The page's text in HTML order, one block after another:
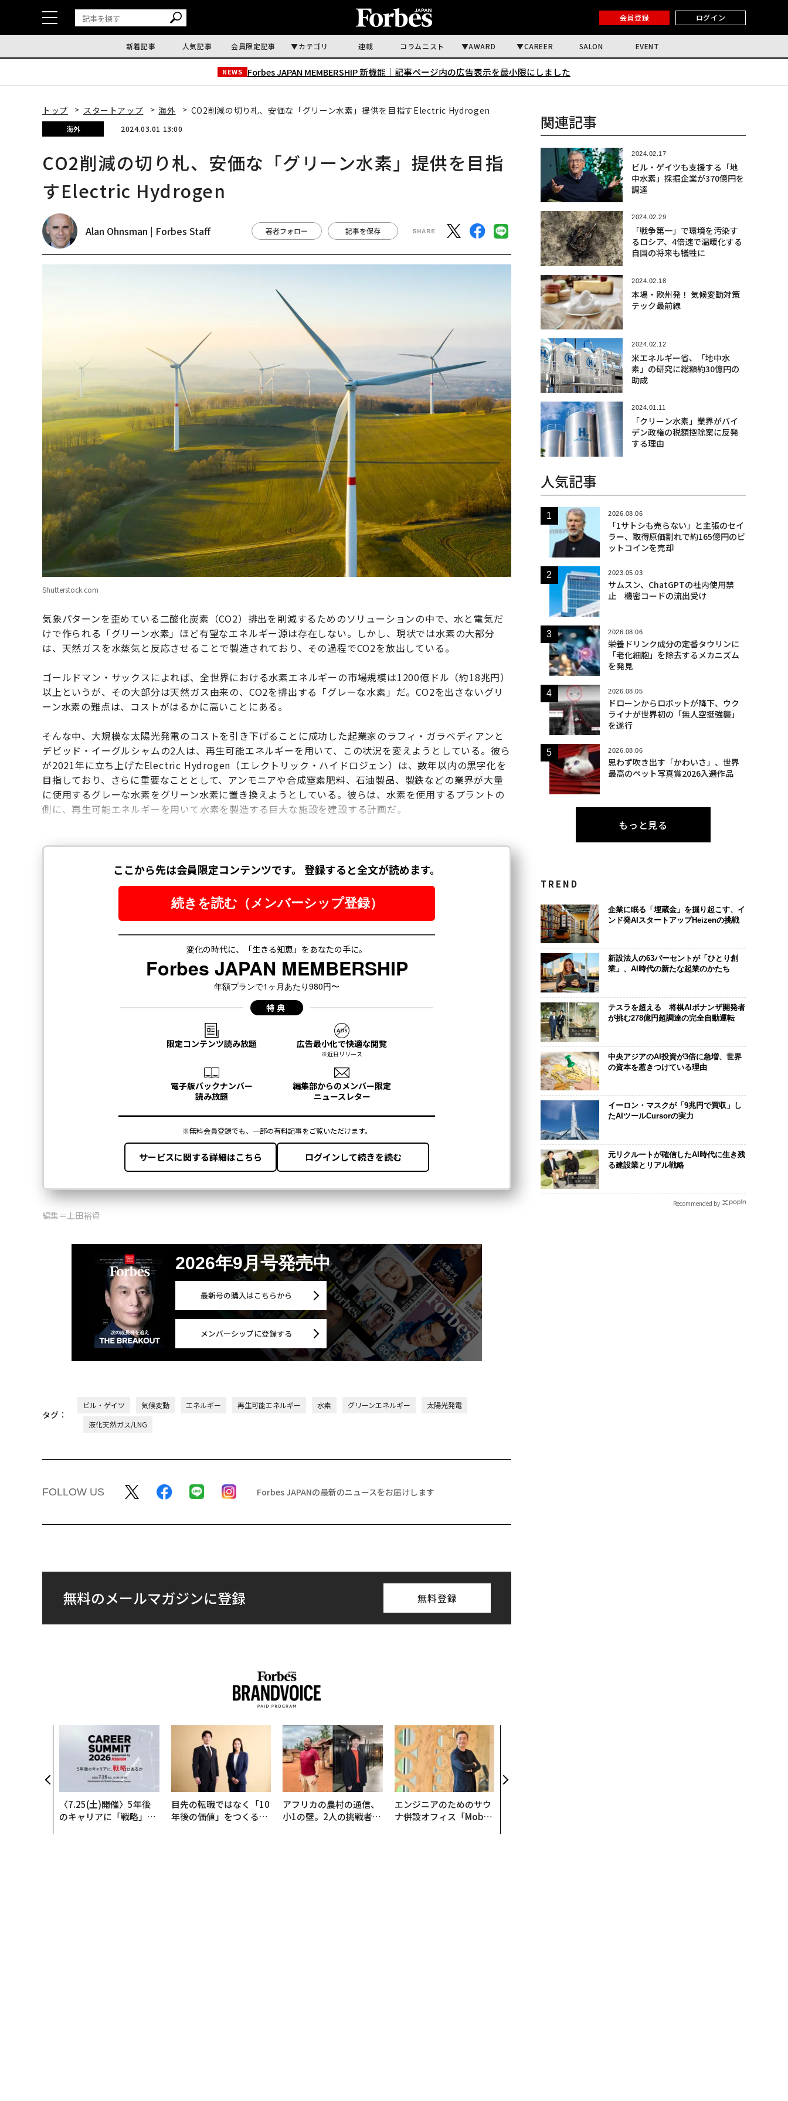
会員登録 ログイン
新着記事 人気記事 会員限定記事 カテゴリ 連載 コラムニスト AWARD CAREER SALON EVENT
NEWS Forbes JAPAN MEMBERSHIP 新機能｜ 記事ページ内の広告表示を最小限にしました
トップ スタートアップ 海外 CO2削減の切り札、安価な「グリーン水素」提供を目指すElectric Hydrogen
海外 2024.03.01 13:00
CO2削減の切り札、安価な「グリーン水素」提供を目指
すElectric Hydrogen
Alan Ohnsman | Forbes Staff 著者フォロー 記事を保存
Shutterstock.com
気象パターンを歪めている二酸化炭素（CO2）排出を削減するためのソリューションの中で、水と電気だ
けで作られる「グリーン水素」ほど有望なエネルギー源は存在しない。しかし、現状では水素の大部分
は、天然ガスを水蒸気と反応させることで製造されており、その過程でCO2を放出している。
ゴールドマン・サックスによれば、全世界における水素エネルギーの市場規模は1200億ドル（約18兆円）
以上というが、その大部分は天然ガス由来の、CO2を排出する「グレーな水素」だ。CO2を出さないグリ
ーン水素の難点は、コストがはるかに高いことにある。
そんな中、大規模な太陽光発電のコストを引き下げることに成功した起業家のラフィ・ガラベディアンと
デビッド・イーグルシャムの2人は、再生可能エネルギーを用いて、この状況を変えようとしている。彼ら
が2021年に立ち上げたElectric Hydrogen（エレクトリック・ハイドロジェン）は、数年以内の黒字化を
目指しており、さらに重要なこととして、アンモニアや合成窒素肥料、石油製品、製鉄などの業界が大量
に使用するグレーな水素をグリーン水素に置き換えようとしている。彼らは、水素を使用するプラントの
側に、再生可能エネルギーを用いて水素を製造する巨大な施設を建設する計画だ。
編集＝上田裕資
2026年9月号発売中
最新号の購入はこちらから
メンバーシップに登録する
タグ：
ビル・ゲイツ 気候変動 エネルギー 再生可能エネルギー 水素 グリーンエネルギー
太陽光発電
液化天然ガス/LNG
FOLLOW US Forbes JAPANの最新のニュースをお届けします
無料のメールマガジンに登録 無料登録
〈7.25(土)開催〉5年後
のキャリアに「戦略」は
目先の転職ではなく「10
年後の価値」をつくる─
アフリカの農村の通信、
小1の壁。2人の挑戦者が
エンジニアのためのサウ
ナ併設オフィス「Mobiu
関連記事
2024.02.17
ビル・ゲイツも支援する「地
中水素」採掘企業が370億円を
調達
2024.02.29
「戦争第一」で環境を汚染す
るロシア、4倍速で温暖化する
自国の将来も犠牲に
2024.02.18
本場・欧州発！ 気候変動対策
テック最前線
2024.02.12
米エネルギー省、「地中水
素」の研究に総額約30億円の
助成
2024.01.11
「クリーン水素」業界がバイ
デン政権の税額控除案に反発
する理由
人気記事
2026.08.06
「1サトシも売らない」と主張のセイ
ラー、取得原価割れで約165億円のビ
ットコインを売却
2023.05.03
サムスン、ChatGPTの社内使用禁
止 機密コードの流出受け
2026.08.06
栄養ドリンク成分の定番タウリンに
「老化細胞」を除去するメカニズム
を発見
2026.08.05
ドローンからロボットが降下、ウク
ライナが世界初の「無人空挺強襲」
を遂行
2026.08.06
思わず吹き出す「かわいさ」、世界
最高のペット写真賞2026入選作品
もっと見る
TREND
企業に眠る「埋蔵金」を掘り起こす、イ
ンド発AIスタートアップHeizenの挑戦
新設法人の63パーセントが「ひとり創
業」、AI時代の新たな起業のかたち
テスラを超える 将棋AIポナンザ開発者
が挑む278億円超調達の完全自動運転
中央アジアのAI投資が3倍に急増、世界
の資本を惹きつけている理由
イーロン・マスクが「9兆円で買収」し
たAIツールCursorの実力
元リクルートが確信したAI時代に生き残
る建設業とリアル戦略
Recommended by